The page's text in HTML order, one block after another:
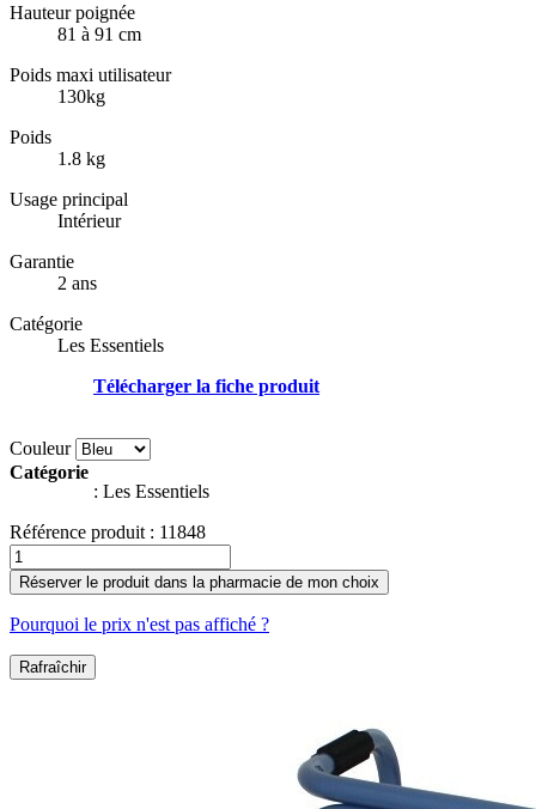
Hauteur poignée
81 à 91 cm
Poids maxi utilisateur
130kg
Poids
1.8 kg
Usage principal
Intérieur
Garantie
2 ans
Catégorie
Les Essentiels
Télécharger la fiche produit
Couleur
Catégorie
: Les Essentiels
Référence produit : 11848
Réserver le produit dans la pharmacie de mon choix
Pourquoi le prix n'est pas affiché ?